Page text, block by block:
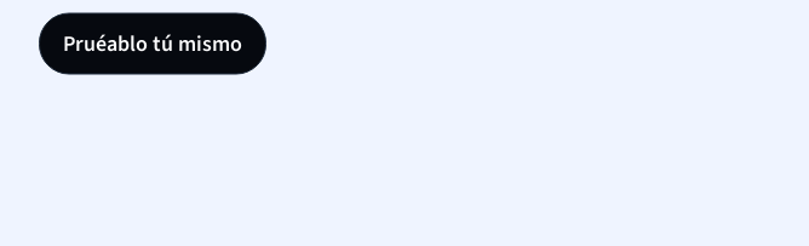
Pruéablo tú mismo